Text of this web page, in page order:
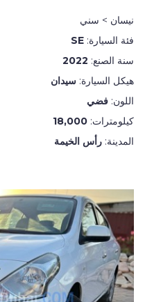
نيسان > سني
فئة السيارة: SE
سنة الصنع: 2022
هيكل السيارة: سيدان
اللون: فضي
كيلومترات: 18,000
المدينة: رأس الخيمة